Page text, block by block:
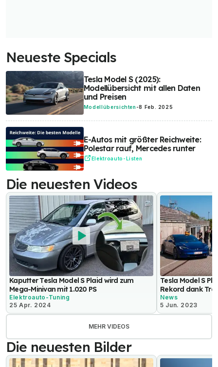
Neueste Specials
Tesla Model S (2025):
Modellübersicht mit allen Daten
und Preisen
Modellübersichten -8 Feb. 2025
E-Autos mit größter Reichweite:
Polestar rauf, Mercedes runter
Elektroauto-Listen
Die neuesten Videos
Kaputter Tesla Model S Plaid wird zum
Mega-Minivan mit 1.020 PS
Elektroauto-Tuning
25 Apr. 2024
Tesla Model S
Rekord dank
News
5 Jun. 2023
MEHR VIDEOS
Die neuesten Bilder